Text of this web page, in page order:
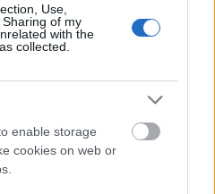
Use,
of my
with the
collected.
enable storage
cookies on web or
με μισθό